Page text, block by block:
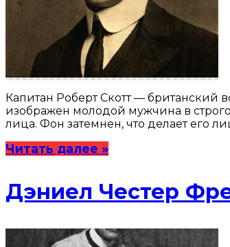
Капитан Роберт Скотт — британский
изображен молодой мужчина в
лица. Фон затемнен, что делает его
Читать далее »
Дэниел Честер